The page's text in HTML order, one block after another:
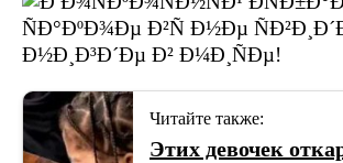
Читайте также:
Этих девочек